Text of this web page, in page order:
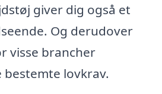
giver dig også et
Og derudover
visse brancher
lovkrav.